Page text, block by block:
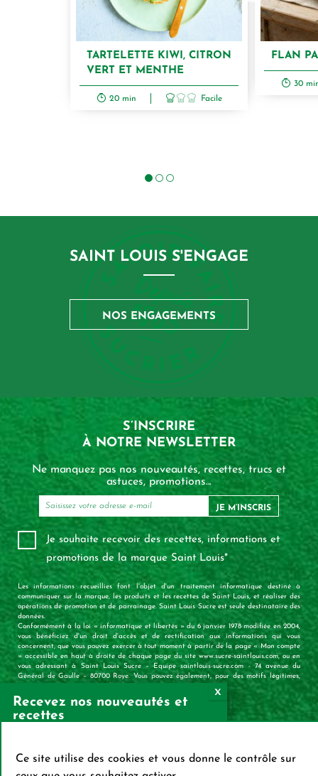
TARTELETTE KIWI, CITRON
VERT ET MENTHE
20 min Facile
FLAN
30
SAINT LOUIS S'ENGAGE
NOS ENGAGEMENTS
S’INSCRIRE
À NOTRE NEWSLETTER
Ne manquez pas nos nouveautés, recettes, trucs et
astuces, promotions...
JE M’INSCRIS
Je souhaite recevoir des recettes, informations et
promotions de la marque Saint Louis*
Les informations recueillies font l'objet d'un traitement informatique destiné à
communiquer sur la marque, les produits et les recettes de Saint Louis, et réaliser des
opérations de promotion et de parrainage. Saint Louis Sucre est seule destinataire des
données.
Conformément à la loi « informatique et libertés » du 6 janvier 1978 modifiée en 2004,
vous bénéficiez d'un droit d'accès et de rectification aux informations qui vous
concernent, que vous pouvez exercer à tout moment à partir de la page « Mon compte
» accessible en haut à droite de chaque page du site www.sucre-saintlouis.com, ou en
vous adressant à Saint Louis Sucre – Equipe saintlouis-sucre.com - 74 avenue du
Général de Gaulle – 80700 Roye. Vous pouvez également, pour des motifs légitimes,
Recevez nos nouveautés et
recettes
S’INSCRIRE SUR LA
NEWSLETTER
Ce site utilise des cookies et vous donne le contrôle sur